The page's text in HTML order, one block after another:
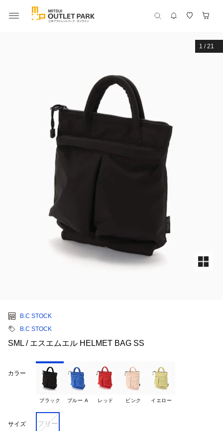
1 /21
B.C STOCK
B.C STOCK
SML / エスエムエル HELMET BAG SS
カラー
ブラック ブルー A レッド ピンク イエロー
サイズ フリー